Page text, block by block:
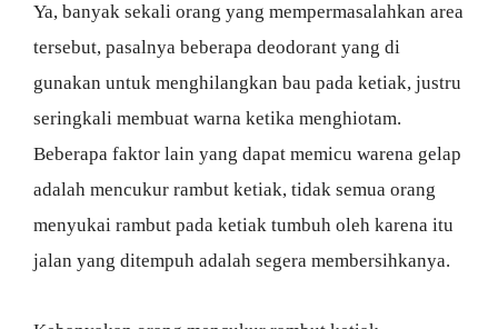
Ya, banyak sekali orang yang mempermasalahkan area
tersebut, pasalnya beberapa deodorant yang di
gunakan untuk menghilangkan bau pada ketiak, justru
seringkali membuat warna ketika menghiotam.
Beberapa faktor lain yang dapat memicu warena gelap
adalah mencukur rambut ketiak, tidak semua orang
menyukai rambut pada ketiak tumbuh oleh karena itu
jalan yang ditempuh adalah segera membersihkanya.